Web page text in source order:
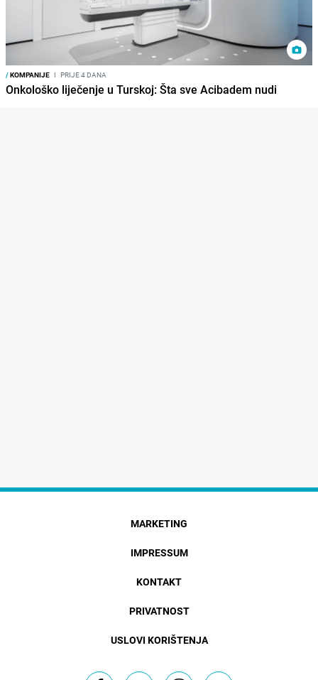
/KOMPANIJE I PRIJE 4 DANA
Onkološko liječenje u Turskoj: Šta sve Acibadem nudi
MARKETING
IMPRESSUM
KONTAKT
PRIVATNOST
USLOVI KORIŠTENJA